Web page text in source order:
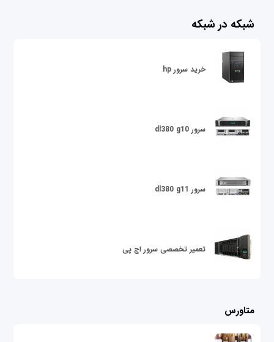
شبکه در شبکه
خرید سرور hp
سرور dl380 g10
سرور dl380 g11
تعمیر تخصصی سرور اچ پی
متاورس